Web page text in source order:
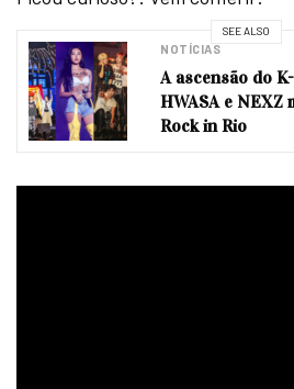
SEE ALSO
NOTÍCIAS
A ascensão do
HWASA e NEXZ
Rock in Rio